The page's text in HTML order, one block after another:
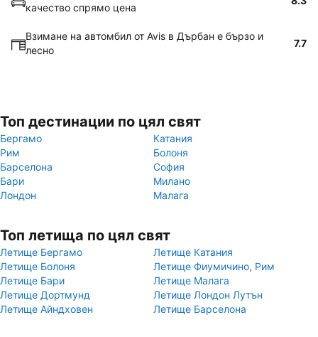
качество спрямо цена
Взимане на автомбил от Avis в Дърбан е бързо и
лесно
7.7
Топ дестинации по цял свят
Бергамо
Катания
Рим
Болоня
Барселона
София
Бари
Милано
Лондон
Малага
Топ летища по цял свят
Летище Бергамо
Летище Катания
Летище Болоня
Летище Фиумичино, Рим
Летище Бари
Летище Малага
Летище Дортмунд
Летище Лондон Лутън
Летище Айндховен
Летище Барселона